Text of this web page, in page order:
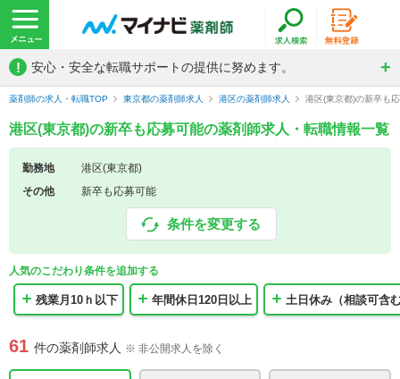
! 安心・安全な転職サポートの提供に努めます。
薬剤師の求人・転職TOP 東京都の薬剤師求人 港区の薬剤師求人 港区(東京都)の新卒も
港区(東京都)の新卒も応募可能の薬剤師求人・転職情報一覧
勤務地
港区(東京都)
その他
新卒も応募可能
条件を変更する
人気のこだわり条件を追加する
残業月10ｈ以下 年間休日120日以上 土日休み（相談可含
61 件の薬剤師求人 ※ 非公開求人を除く